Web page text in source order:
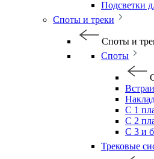
Подсветки
Споты и треки
Споты и
Споты
С 1
С 2
С 3 и
Трековые